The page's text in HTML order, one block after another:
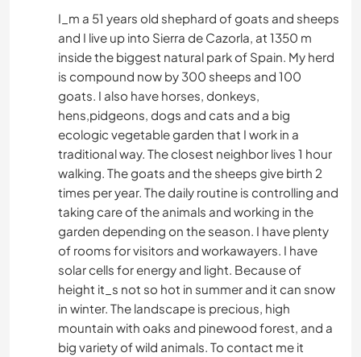
I_m a 51 years old shephard of goats and sheeps
and I live up into Sierra de Cazorla, at 1350 m
inside the biggest natural park of Spain. My herd
is compound now by 300 sheeps and 100
goats. I also have horses, donkeys,
hens,pidgeons, dogs and cats and a big
ecologic vegetable garden that I work in a
traditional way. The closest neighbor lives 1 hour
walking. The goats and the sheeps give birth 2
times per year. The daily routine is controlling and
taking care of the animals and working in the
garden depending on the season. I have plenty
of rooms for visitors and workawayers. I have
solar cells for energy and light. Because of
height it_s not so hot in summer and it can snow
in winter. The landscape is precious, high
mountain with oaks and pinewood forest, and a
big variety of wild animals. To contact me it